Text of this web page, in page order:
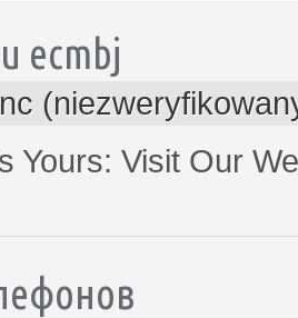
ecmbj
Yours: Visit Our